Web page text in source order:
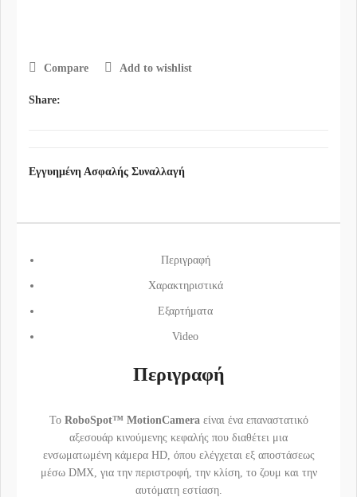
Compare Add to wishlist
Share:
Εγγυημένη Ασφαλής Συναλλαγή
Περιγραφή
Χαρακτηριστικά
Εξαρτήματα
Video
Περιγραφή
Το RoboSpot™ MotionCameraείναι ένα επαναστατικό
αξεσουάρ κινούμενης κεφαλής που διαθέτει μια
ενσωματωμένη κάμερα HD, όπου ελέγχεται εξ αποστάσεως
μέσω DMX, για την περιστροφή, την κλίση, το ζουμ και την
αυτόματη εστίαση.